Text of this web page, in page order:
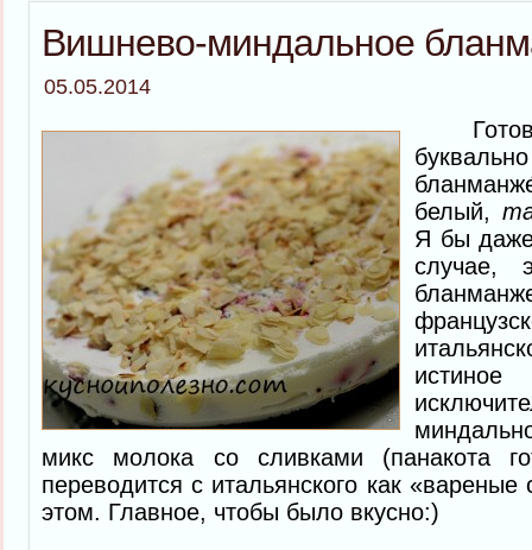
Вишнево-миндальное
05.05.2014
белый,
Я бы
случае,
истиное
микс молока со сливками (панакота
переводится с итальянского как
этом. Главное, чтобы было вкусно:)